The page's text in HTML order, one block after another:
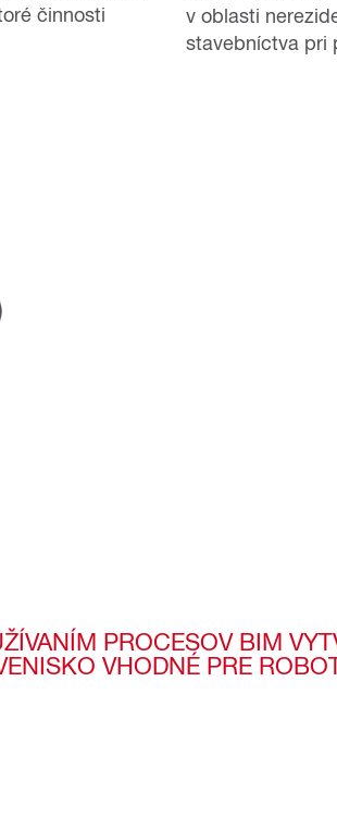
činnosti
v oblasti
stavebníctva pri
PROCESOV BIM
VHODNÉ PRE